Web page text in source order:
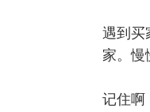
遇到买
家。慢
记住啊